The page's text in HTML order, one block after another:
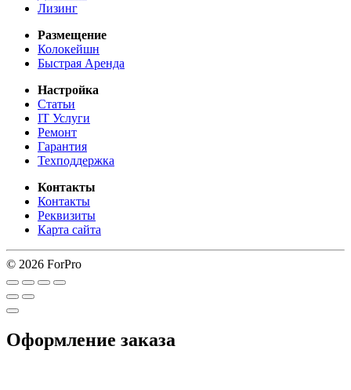
Лизинг
Размещение
Колокейшн
Быстрая Аренда
Настройка
Статьи
IT Услуги
Ремонт
Гарантия
Техподдержка
Контакты
Контакты
Реквизиты
Карта сайта
© 2026 ForPro
Оформление заказа